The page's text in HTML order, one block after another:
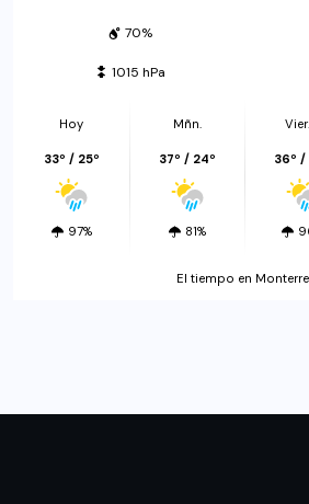
70%
1015 hPa
Hoy
33º / 25º
97%
Mñn.
37º / 24º
81%
36º /
El tiempo en